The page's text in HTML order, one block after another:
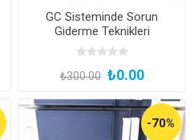
GC Sisteminde Sorun
Giderme Teknikleri
₺300.00 ₺0.00
-70%